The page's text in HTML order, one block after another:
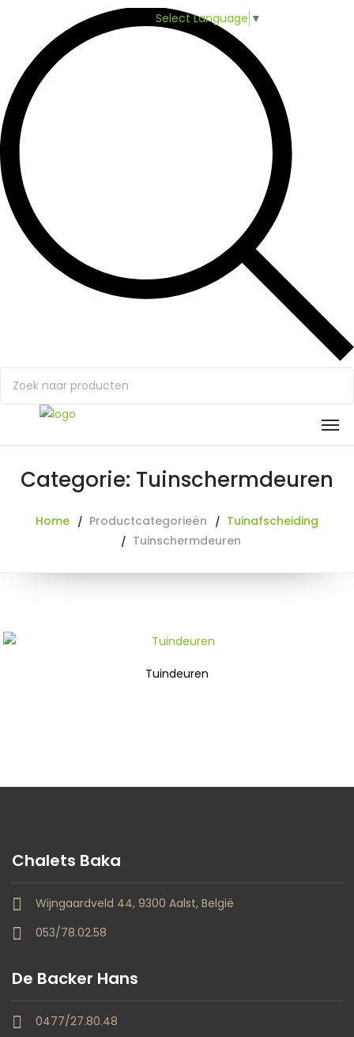
Select Language ▼
Categorie: Tuinschermdeuren
Home Productcategorieën
Tuinafscheiding
Tuinschermdeuren
Tuindeuren
Chalets Baka
Wijngaardveld 44, 9300 Aalst, België
053/78.02.58
De Backer Hans
0477/27.80.48